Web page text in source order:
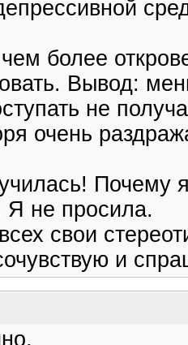
более
Вывод:
не
очень
Почему
Я не просила.
свои
и